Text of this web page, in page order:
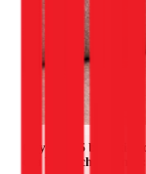
Quy trình 5 bước tiêu
của bạn sạch như mới: